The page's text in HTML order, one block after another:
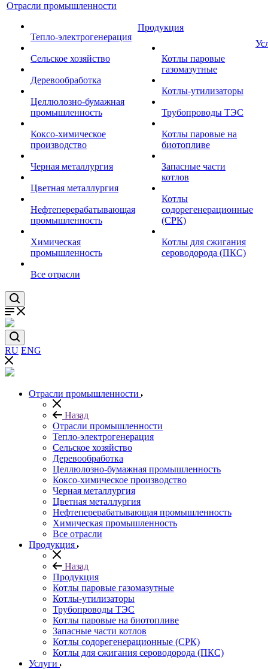
Отрасли промышленности
Тепло-электрогенерация
Сельское хозяйство
Деревообработка
Целлюлозно-бумажная
промышленность
Коксо-химическое
производство
Черная металлургия
Цветная металлургия
Нефтеперерабатывающая
промышленность
Химическая
промышленность
Все отрасли
Продукция
Котлы паровые
газомазутные
Котлы-утилизаторы
Трубопроводы ТЭС
Котлы паровые на
биотопливе
Запасные части
котлов
Котлы
содорегенерационные
(СРК)
Котлы для сжигания
сероводорода (ПКС)
RU ENG
Отрасли промышленности
Назад
Отрасли промышленности
Тепло-электрогенерация
Сельское хозяйство
Деревообработка
Целлюлозно-бумажная промышленность
Коксо-химическое производство
Черная металлургия
Цветная металлургия
Нефтеперерабатывающая промышленность
Химическая промышленность
Все отрасли
Продукция
Назад
Продукция
Котлы паровые газомазутные
Котлы-утилизаторы
Трубопроводы ТЭС
Котлы паровые на биотопливе
Запасные части котлов
Котлы содорегенерационные (СРК)
Котлы для сжигания сероводорода (ПКС)
Услуги